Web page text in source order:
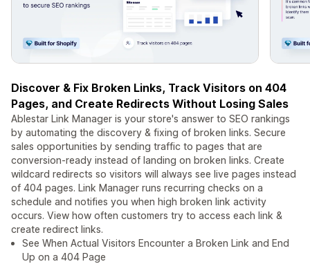
Discover & Fix Broken Links, Track Visitors on 404
Pages, and Create Redirects Without Losing Sales
Ablestar Link Manager is your store's answer to SEO rankings
by automating the discovery & fixing of broken links. Secure
sales opportunities by sending traffic to pages that are
conversion-ready instead of landing on broken links. Create
wildcard redirects so visitors will always see live pages instead
of 404 pages. Link Manager runs recurring checks on a
schedule and notifies you when high broken link activity
occurs. View how often customers try to access each link &
create redirect links.
See When Actual Visitors Encounter a Broken Link and End
Up on a 404 Page